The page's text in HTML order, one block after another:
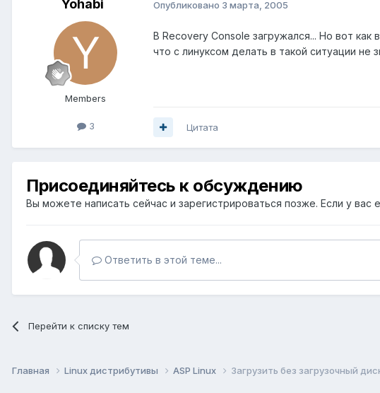
Yohabi
Members
3
Опубликовано 3 марта, 2005
В Recovery Console загружался... Но вот как
что с линуксом делать в такой ситуации не
Цитата
Присоединяйтесь к обсуждению
Вы можете написать сейчас и зарегистрироваться позже. Если у вас
Ответить в этой теме...
Перейти к списку тем
Главная Linux дистрибутивы ASP Linux Загрузить без загрузочный